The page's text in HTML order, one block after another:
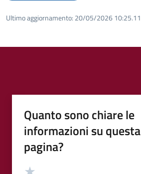
Ultimo aggiornamento: 20/05/2026 10:25.11
Quanto sono chiare le
informazioni su questa
pagina?
Valutazione